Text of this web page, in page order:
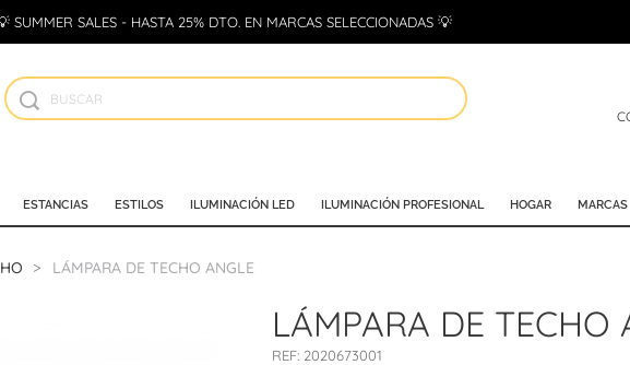
SUMMER SALES - HASTA 25% DTO. EN MARCAS SELECCIONADAS 💡
ESTANCIAS ESTILOS ILUMINACIÓN LED ILUMINACIÓN PROFESIONAL HOGAR MARCAS
LÁMPARA DE TECHO ANGLE
LÁMPARA DE TECHO
REF: 2020673001